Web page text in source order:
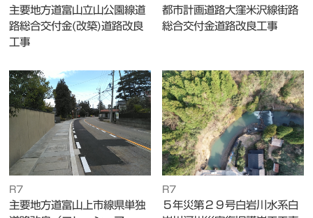
主要地方道富山立山公園線道
路総合交付金(改築)道路改良
工事
都市計画道路大窪米沢線街路
総合交付金道路改良工事
R7
主要地方道富山上市線県単独
R7
５年災第２９号白岩川水系白